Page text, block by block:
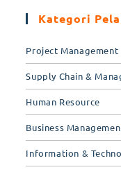
Kategori
Project Management
Supply Chain &
Human Resource
Business
Information &